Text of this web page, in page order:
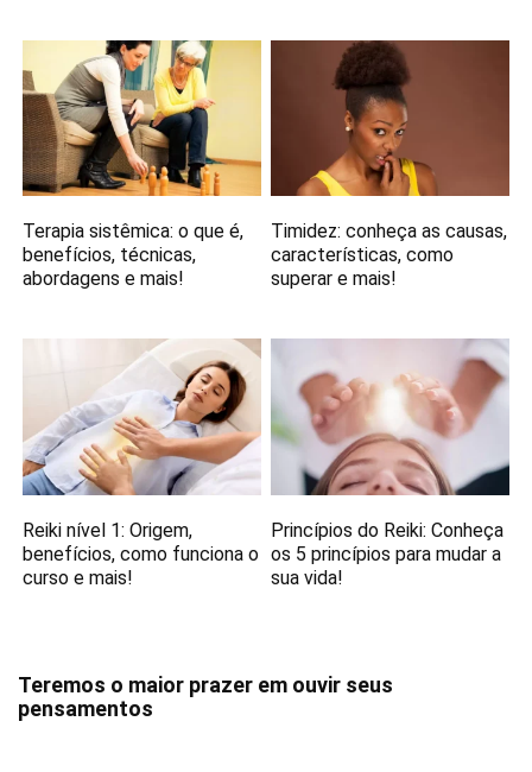
Terapia sistêmica: o que é,
benefícios, técnicas,
abordagens e mais!
Timidez: conheça as causas,
características, como
superar e mais!
Reiki nível 1: Origem,
benefícios, como funciona o
curso e mais!
Princípios do Reiki: Conheça
os 5 princípios para mudar a
sua vida!
Teremos o maior prazer em ouvir seus
pensamentos